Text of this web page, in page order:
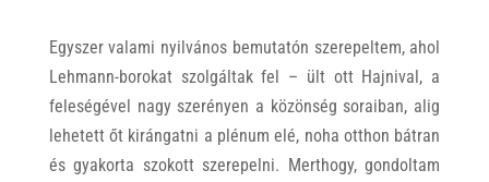
Egyszer valami nyilvános bemutatón szerepeltem, ahol
Lehmann-borokat szolgáltak fel – ült ott Hajnival, a
feleségével nagy szerényen a közönség soraiban, alig
lehetett őt kirángatni a plénum elé, noha otthon bátran
és gyakorta szokott szerepelni. Merthogy, gondoltam